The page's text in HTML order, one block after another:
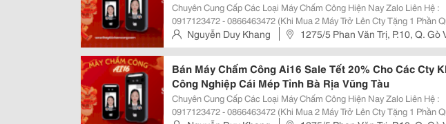
Chuyên Cung Cấp Các Loại Máy Chấm Công Hiện Nay Zalo Liên Hệ :
0917123472 - 0866463472 (Khi Mua 2 Máy Trở Lên Cty Tặng 1 Phần
Trong Dịp Tết 2025) Website: Www.mayvanphongminhtan.com Máy Chấm Công
Khuôn Mặt Ai- 16 Thông Số Kỹ...
Nguyễn Duy Khang
1275/5 Phan Văn Trị, P.10, Q. Gò
Tp.hcm
Bán Máy Chấm Công Ai16 Sale Tết 20% Cho Các Cty
Công Nghiệp Cái Mép Tỉnh Bà Rịa Vũng Tàu
Chuyên Cung Cấp Các Loại Máy Chấm Công Hiện Nay Zalo Liên Hệ :
0917123472 - 0866463472 (Khi Mua 2 Máy Trở Lên Cty Tặng 1 Phần